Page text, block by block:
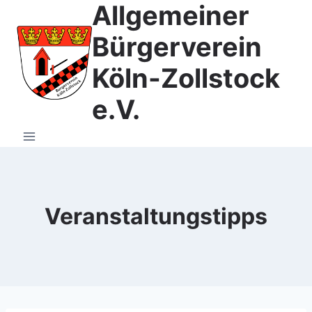
Inhalt
springen
Allgemeiner
Bürgerverein
Köln-Zollstock
e.V.
Veranstaltungstipps